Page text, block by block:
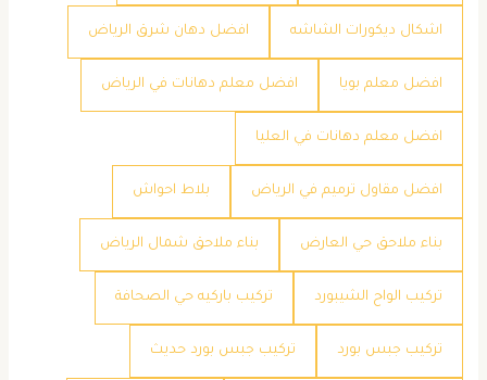
اشكال ديكورات الشاشه افضل دهان شرق الرياض
افضل معلم بويا افضل معلم دهانات في الرياض
افضل معلم دهانات في العليا
افضل مقاول ترميم في الرياض بلاط احواش
بناء ملاحق حي العارض بناء ملاحق شمال الرياض
تركيب الواح الشيبورد تركيب باركيه حي الصحافة
تركيب جبس بورد تركيب جبس بورد حديث